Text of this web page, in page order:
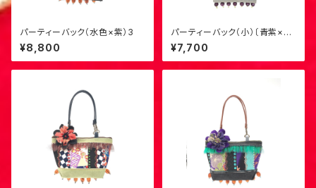
パーティーバック（水色×紫）3
¥8,800
パーティーバック（小）〔青紫×芍
薬〕S-4
¥7,700